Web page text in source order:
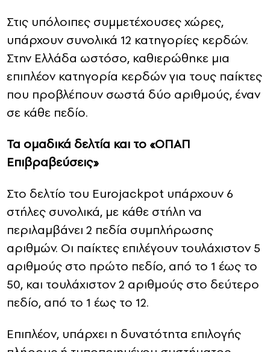
Στις υπόλοιπες συμμετέχουσες χώρες,
υπάρχουν συνολικά 12 κατηγορίες κερδών.
Στην Ελλάδα ωστόσο, καθιερώθηκε μια
επιπλέον κατηγορία κερδών για τους παίκτες
που προβλέπουν σωστά δύο αριθμούς, έναν
σε κάθε πεδίο.
Τα ομαδικά δελτία και το «ΟΠΑΠ
Επιβραβεύσεις»
Στο δελτίο του Eurojackpot υπάρχουν 6
στήλες συνολικά, με κάθε στήλη να
περιλαμβάνει 2 πεδία συμπλήρωσης
αριθμών. Οι παίκτες επιλέγουν τουλάχιστον 5
αριθμούς στο πρώτο πεδίο, από το 1 έως το
50, και τουλάχιστον 2 αριθμούς στο δεύτερο
πεδίο, από το 1 έως το 12.
Επιπλέον, υπάρχει η δυνατότητα επιλογής